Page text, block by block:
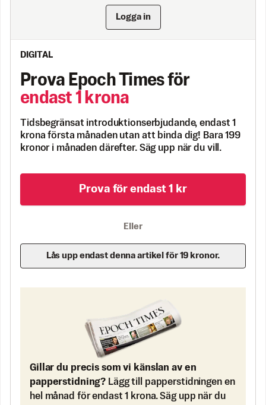
Logga in
DIGITAL
Prova Epoch Times för
endast 1 krona
Tidsbegränsat introduktionserbjudande, endast 1
krona första månaden utan att binda dig! Bara 199
kronor i månaden därefter. Säg upp när du vill.
Prova för endast 1 kr
Eller
Lås upp endast denna artikel för 19 kronor.
Gillar du precis som vi känslan av en
papperstidning? Lägg till papperstidningen en
hel månad för endast 1 krona. Säg upp när du